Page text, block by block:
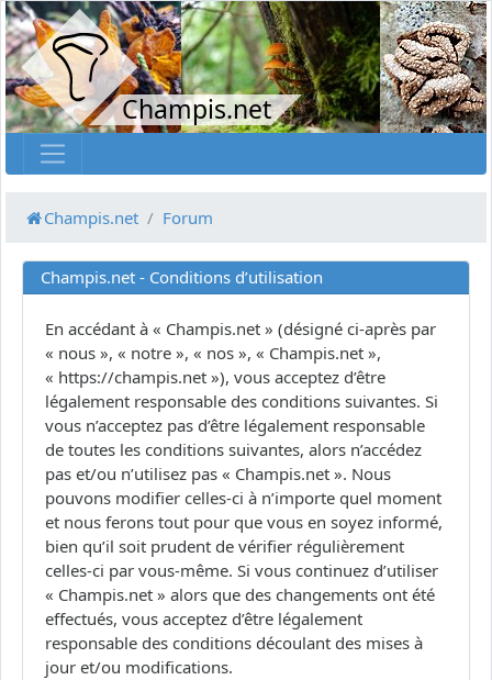
Champis.net
Champis.net Forum
Champis.net - Conditions d’utilisation
En accédant à « Champis.net » (désigné ci-après par
« nous », « notre », « nos », « Champis.net »,
« https://champis.net »), vous acceptez d’être
légalement responsable des conditions suivantes. Si
vous n’acceptez pas d’être légalement responsable
de toutes les conditions suivantes, alors n’accédez
pas et/ou n’utilisez pas « Champis.net ». Nous
pouvons modifier celles-ci à n’importe quel moment
et nous ferons tout pour que vous en soyez informé,
bien qu’il soit prudent de vérifier régulièrement
celles-ci par vous-même. Si vous continuez d’utiliser
« Champis.net » alors que des changements ont été
effectués, vous acceptez d’être légalement
responsable des conditions découlant des mises à
jour et/ou modifications.